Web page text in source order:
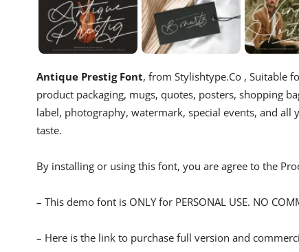
Antique Prestig Font, from Stylishtype.Co , Suitable
product packaging, mugs, quotes, posters, shopping
label, photography, watermark, special events, and
taste.
By installing or using this font, you are agree to the
– This demo font is ONLY for PERSONAL USE. NO
– Here is the link to purchase full version and